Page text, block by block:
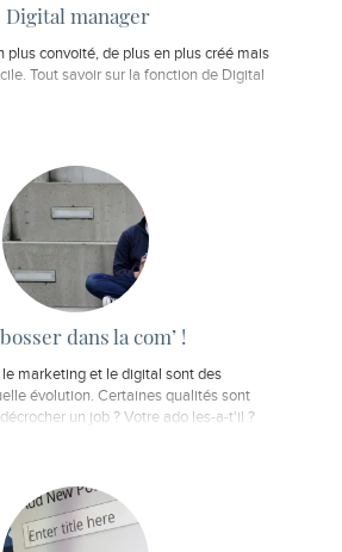
manager
plus convoité, de plus en plus créé mais
Tout savoir sur la fonction de Digital
dans la com’ !
marketing et le digital sont des
évolution. Certaines qualités sont
un job ? Votre ado les-a-t'il ?